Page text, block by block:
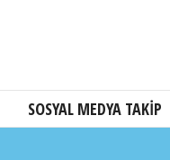
SOSYAL MEDYA TAKİP